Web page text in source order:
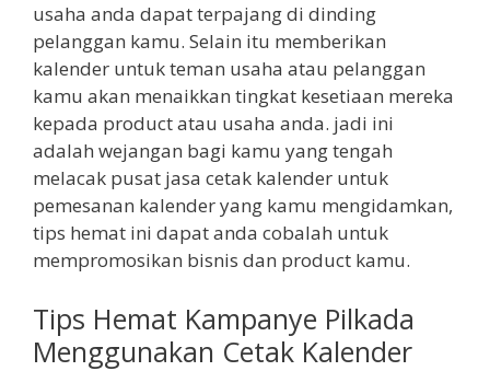
usaha anda dapat terpajang di dinding
pelanggan kamu. Selain itu memberikan
kalender untuk teman usaha atau pelanggan
kamu akan menaikkan tingkat kesetiaan mereka
kepada product atau usaha anda. jadi ini
adalah wejangan bagi kamu yang tengah
melacak pusat jasa cetak kalender untuk
pemesanan kalender yang kamu mengidamkan,
tips hemat ini dapat anda cobalah untuk
mempromosikan bisnis dan product kamu.
Tips Hemat Kampanye Pilkada
Menggunakan Cetak Kalender